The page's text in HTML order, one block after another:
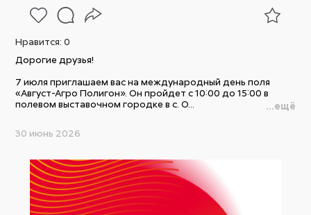
Нравится:0
Дорогие друзья!
7 июля приглашаем вас на международный день поля
«Август-Агро Полигон». Он пройдет с 10:00 до 15:00 в
полевом выставочном городке в с. О...
...ещё
30 июнь 2026